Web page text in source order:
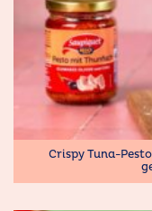
Crispy Tuna-